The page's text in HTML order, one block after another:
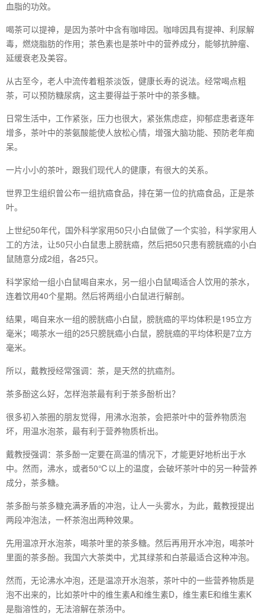
血脂的功效。
喝茶可以提神，是因为茶叶中含有咖啡因。咖啡因具有提神、利尿解
毒，燃烧脂肪的作用；茶色素也是茶叶中的营养成分，能够抗肿瘤、
延缓衰老及美容。
从古至今，老人中流传着粗茶淡饭，健康长寿的说法。经常喝点粗
茶，可以预防糖尿病，这主要得益于茶叶中的茶多糖。
日常生活中，工作紧张，压力也很大，紧张焦虑症，抑郁症患者逐年
增多，茶叶中的茶氨酸能使人放松心情，增强大脑功能、预防老年痴
呆。
一片小小的茶叶，跟我们现代人的健康，有很大的关系。
世界卫生组织曾公布一组抗癌食品，排在第一位的抗癌食品，正是茶
叶。
上世纪50年代，国外科学家用50只小白鼠做了一个实验，科学家用人
工的方法，让50只小白鼠患上膀胱癌，然后把50只患有膀胱癌的小白
鼠随意分成2组，各25只。
科学家给一组小白鼠喝自来水，另一组小白鼠喝适合人饮用的茶水，
连着饮用40个星期。然后将两组小白鼠进行解剖。
结果，喝自来水一组的膀胱癌小白鼠，膀胱癌的平均体积是195立方
毫米；喝茶水一组的25只膀胱癌小白鼠，膀胱癌的平均体积是7立方
毫米。
所以，戴教授经常强调：茶，是天然的抗癌剂。
茶多酚这么好，怎样泡茶最有利于茶多酚析出？
很多初入茶圈的朋友觉得，用沸水泡茶，会把茶叶中的营养物质泡
坏，用温水泡茶，最有利于营养物质析出。
戴教授强调：茶多酚一定要在高温的情况下，才能更好地析出于水
中。然而，沸水，或者50℃以上的温度，会破坏茶叶中的另一种营养
成分，茶多糖。
茶多酚与茶多糖充满矛盾的冲泡，让人一头雾水，为此，戴教授提出
两段冲泡法，一杯茶泡出两种效果。
先用温凉开水泡茶，喝茶叶里的茶多糖。然后再用开水冲泡，喝茶叶
里面的茶多酚。我国六大茶类中，尤其绿茶和白茶最适合这种冲泡。
然而，无论沸水冲泡，还是温凉开水泡茶，茶叶中的一些营养物质是
泡不出来的，比如茶叶中的维生素A和维生素D，维生素E和维生素K
是脂溶性的，无法溶解在茶汤中。